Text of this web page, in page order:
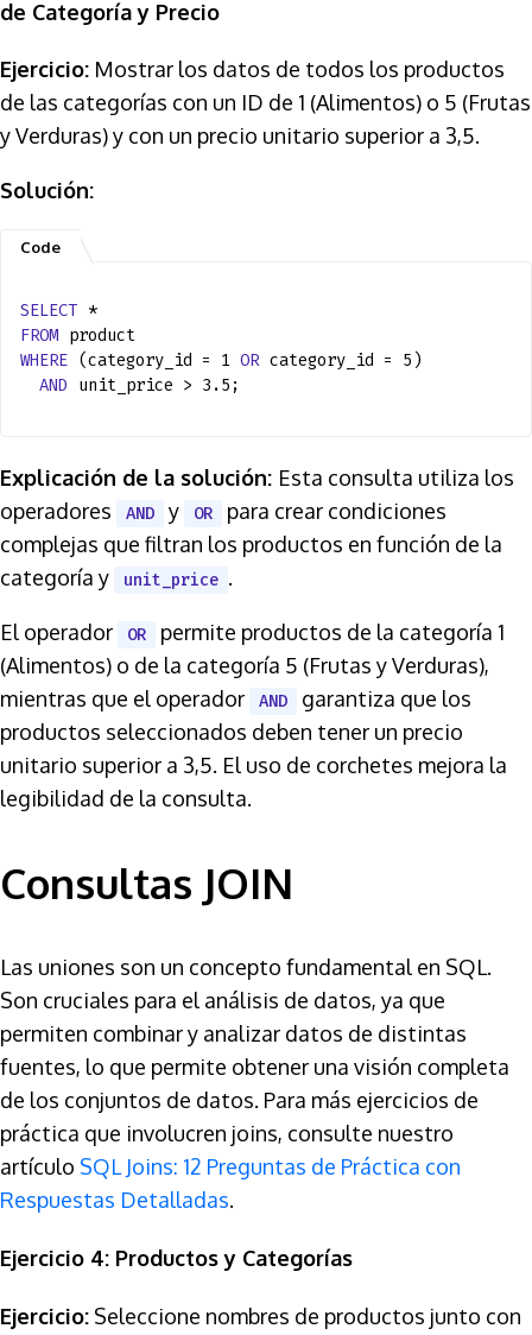
de Categoría y Precio
Ejercicio: Mostrar los datos de todos los productos
de las categorías con un ID de 1 (Alimentos) o 5 (Frutas
y Verduras) y con un precio unitario superior a 3,5.
Solución:
SELECT *
FROM product
WHERE (category_id = 1 OR category_id = 5)
AND unit_price > 3.5;
Explicación de la solución: Esta consulta utiliza los
operadores
AND y OR
para crear condiciones
complejas que filtran los productos en función de la
categoría y
unit_price .
El operador OR
permite productos de la categoría 1
(Alimentos) o de la categoría 5 (Frutas y Verduras),
mientras que el operador
AND
garantiza que los
productos seleccionados deben tener un precio
unitario superior a 3,5. El uso de corchetes mejora la
legibilidad de la consulta.
Consultas JOIN
Las uniones son un concepto fundamental en SQL.
Son cruciales para el análisis de datos, ya que
permiten combinar y analizar datos de distintas
fuentes, lo que permite obtener una visión completa
de los conjuntos de datos. Para más ejercicios de
práctica que involucren joins, consulte nuestro
artículo SQL Joins: 12 Preguntas de Práctica con
Respuestas Detalladas.
Ejercicio 4: Productos y Categorías
Ejercicio: Seleccione nombres de productos junto con